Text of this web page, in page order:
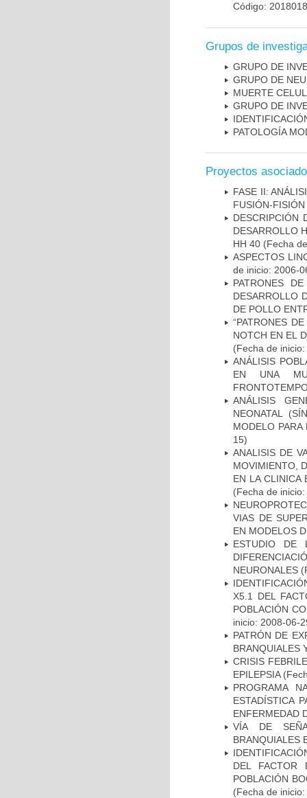
Código:
Grupos de
GRUPO DE
GRUPO DE
MUERTE
GRUPO DE
PATOLOGÍA
Proyectos
FASE II:
FUSIÓN-
DESCRIPCIÓN
DESARROLLO
HH 40 (Fecha
ASPECTOS
de inicio: 2006-
PATRONES
DESARROLLO
DE POLLO
“PATRONES
NOTCH EN EL
(Fecha de
ANÁLISIS
EN UNA
ANÁLISIS
NEONATAL
MODELO
15)
ANALISIS DE
MOVIMIENTO,
EN LA CLINICA
(Fecha de
VIAS DE
EN MODELOS
ESTUDIO DE
NEURONALES
X5.1 DEL
POBLACIÓN
inicio: 2008-06-
PATRÓN DE
BRANQUIALES
CRISIS
EPILEPSIA
PROGRAMA
ESTADÍSTICA
ENFERMEDAD
VÍA DE
BRANQUIALES
DEL FACTOR
POBLACIÓN
(Fecha de